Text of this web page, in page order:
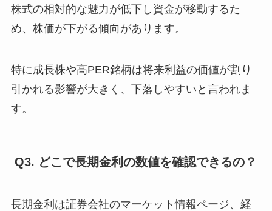
株式の相対的な魅力が低下し資金が移動するた
め、株価が下がる傾向があります。
特に成長株や高PER銘柄は将来利益の価値が割り
引かれる影響が大きく、下落しやすいと言われま
す。
Q3. どこで長期金利の数値を確認できるの？
長期金利は証券会社のマーケット情報ページ、経